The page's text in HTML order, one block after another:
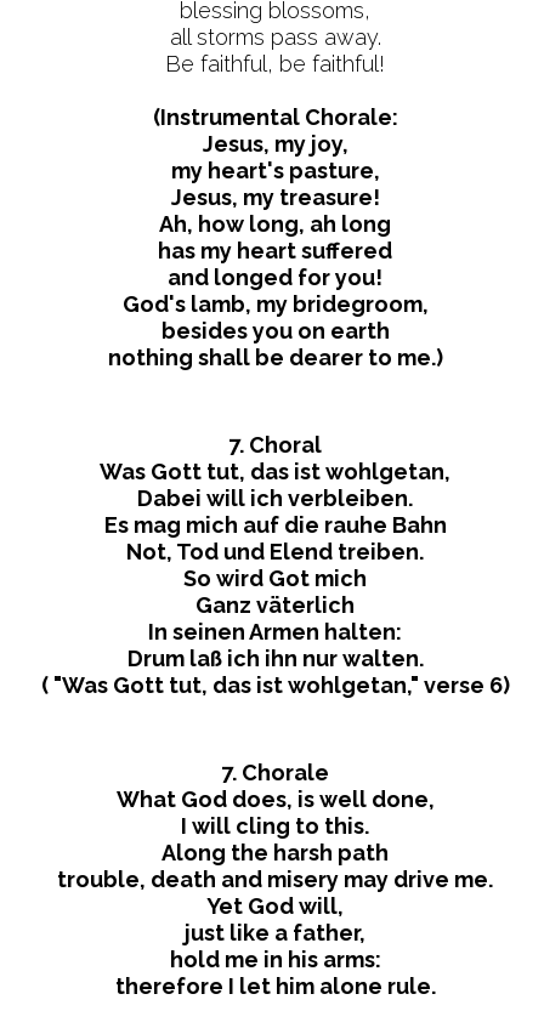
blessing blossoms,
all storms pass away.
Be faithful, be faithful!
(Instrumental Chorale:
Jesus, my joy,
my heart's pasture,
Jesus, my treasure!
Ah, how long, ah long
has my heart suffered
and longed for you!
God's lamb, my bridegroom,
besides you on earth
nothing shall be dearer to me.)
7. Choral
Was Gott tut, das ist wohlgetan,
Dabei will ich verbleiben.
Es mag mich auf die rauhe Bahn
Not, Tod und Elend treiben.
So wird Got mich
Ganz väterlich
In seinen Armen halten:
Drum laß ich ihn nur walten.
( "Was Gott tut, das ist wohlgetan," verse 6)
7. Chorale
What God does, is well done,
I will cling to this.
Along the harsh path
trouble, death and misery may drive me.
Yet God will,
just like a father,
hold me in his arms:
therefore I let him alone rule.